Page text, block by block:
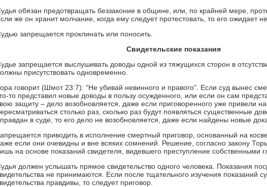
обязан предотвращать беззаконие в общине, или, по крайней мере,
же он хранит молчание, когда ему следует протестовать, то его ожидает
запрещается проклинать или поносить.
Свидетельские показания
запрещается выслушивать доводы одной из тяжущихся сторон в
присутствовать одновременно.
говорит (Шмот 23:7): "Не убивай невинного и правого". Если суд вынес
то представил новые доводы в пользу осужденного, или если он сам
защиту – дело возобновляется, даже если приговоренного уже привели
столько раз, сколько раз будут появляться существенные
в суде, то его дело не возобновляется, даже если найдены новые
приводить в исполнение смертный приговор, основанный на
если они очевидны и вне всяких сомнений. Решение, согласно закону
на основе показаний свидетеля, видевшего преступление собственными
должен услышать прямое свидетельство одного человека. Показания
не принимаются. Если после тщательного изучения показаний
правдивы, то следует приговор.